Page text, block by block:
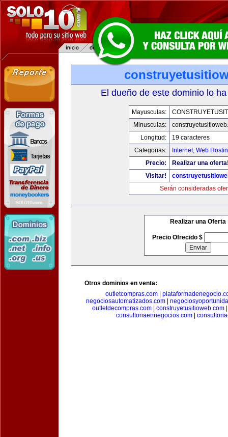
El dueño de este dominio lo
Mayusculas:
Minusculas:
Longitud:
19 caracteres
Categorias:
Internet, Web
Precio:
Realizar una
Visitar!
Serán consideradas
Realizar una Oferta
Precio Ofrecido $
Otros dominios en venta:
outletcompras.com
negociosautomatizados.com|
outletdecompras.com
construyetusitioweb.com
consultoriaennegocios.com